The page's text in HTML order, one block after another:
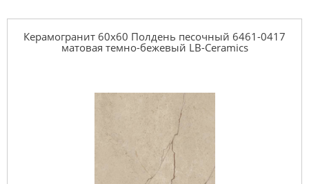
Керамогранит 60x60 Полдень песочный 6461-0417
матовая темно-бежевый LB-Ceramics